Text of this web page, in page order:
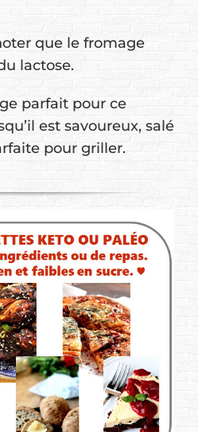
que le fromage
lactose.
parfait pour ce
est savoureux, salé
pour griller.